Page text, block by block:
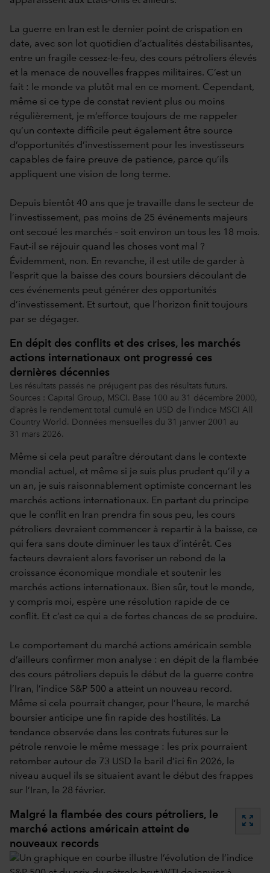
La guerre en Iran est le dernier point de crispation en
date, avec son lot quotidien d’actualités déstabilisantes,
entre un fragile cessez-le-feu, des cours pétroliers élevés
et la menace de nouvelles frappes militaires. C’est un
fait : le monde va plutôt mal en ce moment. Cependant,
même si ce type de constat revient plus ou moins
régulièrement, je m’efforce toujours de me rappeler
qu’un contexte difficile peut également être source
d’opportunités d’investissement pour les investisseurs
capables de faire preuve de patience, parce qu’ils
appliquent une vision de long terme.
Depuis bientôt 40 ans que je travaille dans le secteur de
l’investissement, pas moins de 25 événements majeurs
ont secoué les marchés – soit environ un tous les 18 mois.
Faut-il se réjouir quand les choses vont mal ?
Évidemment, non. En revanche, il est utile de garder à
l’esprit que la baisse des cours boursiers découlant de
ces événements peut générer des opportunités
d’investissement. Et surtout, que l’horizon finit toujours
par se dégager.
En dépit des conflits et des crises, les marchés
actions internationaux ont progressé ces
dernières décennies
Les résultats passés ne préjugent pas des résultats futurs.
Sources : Capital Group, MSCI. Base 100 au 31 décembre 2000,
d’après le rendement total cumulé en USD de l’indice MSCI All
Country World. Données mensuelles du 31 janvier 2001 au
31 mars 2026.
Même si cela peut paraître déroutant dans le contexte
mondial actuel, et même si je suis plus prudent qu’il y a
un an, je suis raisonnablement optimiste concernant les
marchés actions internationaux. En partant du principe
que le conflit en Iran prendra fin sous peu, les cours
pétroliers devraient commencer à repartir à la baisse, ce
qui fera sans doute diminuer les taux d’intérêt. Ces
facteurs devraient alors favoriser un rebond de la
croissance économique mondiale et soutenir les
marchés actions internationaux. Bien sûr, tout le monde,
y compris moi, espère une résolution rapide de ce
conflit. Et c’est ce qui a de fortes chances de se produire.
Le comportement du marché actions américain semble
d’ailleurs confirmer mon analyse : en dépit de la flambée
des cours pétroliers depuis le début de la guerre contre
l’Iran, l’indice S&P 500 a atteint un nouveau record.
Même si cela pourrait changer, pour l’heure, le marché
boursier anticipe une fin rapide des hostilités. La
tendance observée dans les contrats futures sur le
pétrole renvoie le même message : les prix pourraient
retomber autour de 73 USD le baril d’ici fin 2026, le
niveau auquel ils se situaient avant le début des frappes
sur l’Iran, le 28 février.
Malgré la flambée des cours pétroliers, le
marché actions américain atteint de
nouveaux records
zoom_out_map